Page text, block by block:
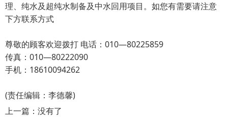
理、纯水及超纯水制备及中水回用项目。如您有需要请注意
下方联系方式
尊敬的顾客欢迎拨打 电话：010—80225859
传真：010—80222090
手机：18610094262
(责任编辑：李德馨)
上一篇：没有了